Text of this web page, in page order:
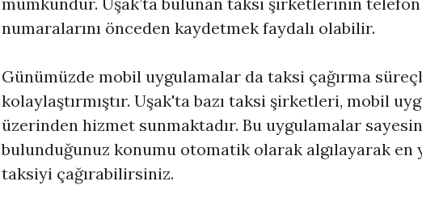
numaralarını önceden kaydetmek faydalı olabilir.
Günümüzde mobil uygulamalar da taksi çağırma
kolaylaştırmıştır. Uşak'ta bazı taksi şirketleri, mobil
üzerinden hizmet sunmaktadır. Bu uygulamalar
bulunduğunuz konumu otomatik olarak algılayarak en
taksiyi çağırabilirsiniz.